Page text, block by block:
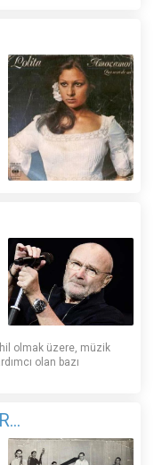
olmak üzere, müzik
olan bazı